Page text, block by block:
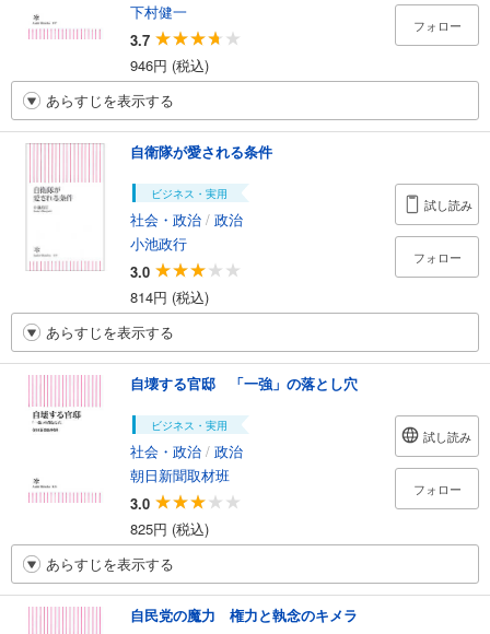
下村健一
3.7
946円 (税込)
フォロー
あらすじを表示する
自衛隊が愛される条件
ビジネス・実用
社会・政治 / 政治
小池政行
3.0
814円 (税込)
試し読み
フォロー
あらすじを表示する
自壊する官邸 「一強」の落とし穴
ビジネス・実用
社会・政治 / 政治
朝日新聞取材班
3.0
825円 (税込)
試し読み
フォロー
あらすじを表示する
自民党の魔力 権力と執念のキメラ